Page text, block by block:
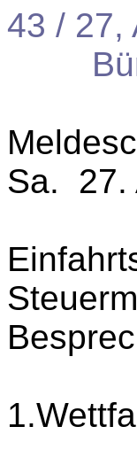
43 / 27,
Sa.
27.